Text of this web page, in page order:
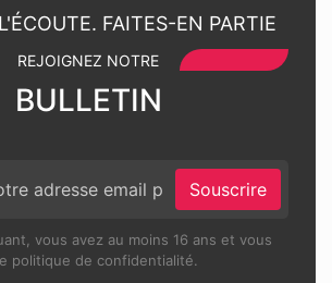
FAITES-EN PARTIE
REJOIGNEZ NOTRE
BULLETIN
Souscrire
vous avez au moins 16 ans et vous
politique de confidentialité.